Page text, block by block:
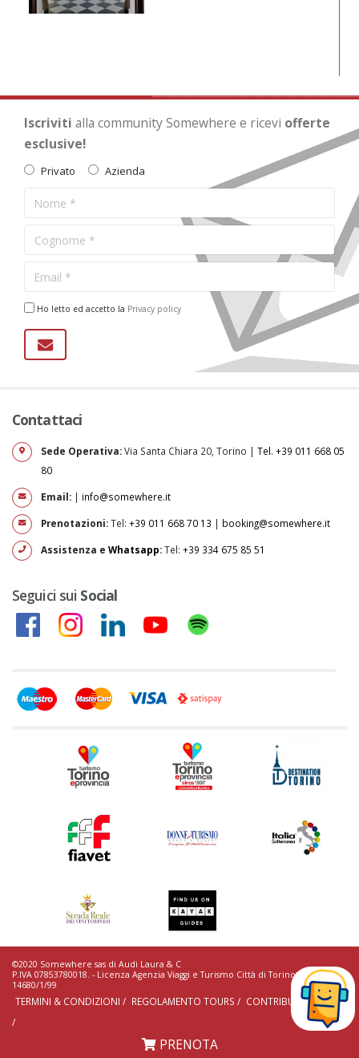
PRENOTA
Iscriviti alla community Somewhere e ricevi offerte
esclusive!
Privato Azienda
Ho letto ed accetto la Privacy policy
Contattaci
Sede Operativa:Via Santa Chiara 20, Torino | Tel. +39 011 668 05
80
Email: | info@somewhere.it
Prenotazioni:Tel: +39 011 668 70 13 | booking@somewhere.it
Assistenza e Whatsapp:Tel: +39 334 675 85 51
Seguici sui Social
©2020 Somewhere sas di Audi Laura & C
P.IVA 07853780018. - Licenza Agenzia Viaggi e Turismo Città di Torino n.
14680/1/99
TERMINI & CONDIZIONI / REGOLAMENTO TOURS / CONTRIBUTI EROGATI
/
Cookie Policy Termini e Condizioni